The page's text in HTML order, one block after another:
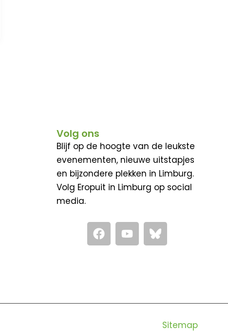
Volg ons
Blijf op de hoogte van de leukste
evenementen, nieuwe uitstapjes
en bijzondere plekken in Limburg.
Volg Eropuit in Limburg op social
media.
F
a
c
Y
o
u
Sitemap